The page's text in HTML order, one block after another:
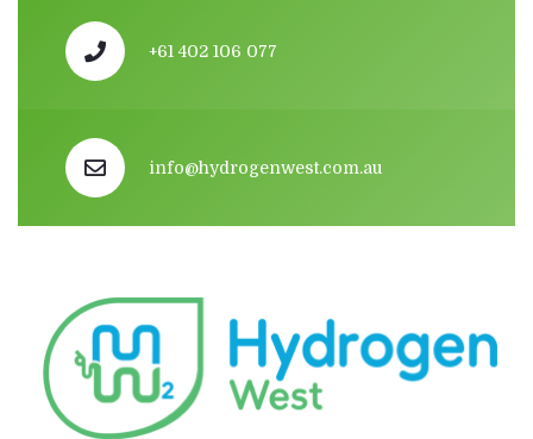
+61 402 106 077
info@hydrogenwest.com.au